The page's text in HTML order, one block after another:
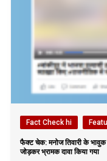
Fact Check hi
फैक्ट चेक: मनोज तिवारी के भावुक
जोड़कर भ्रामक दावा किया गया